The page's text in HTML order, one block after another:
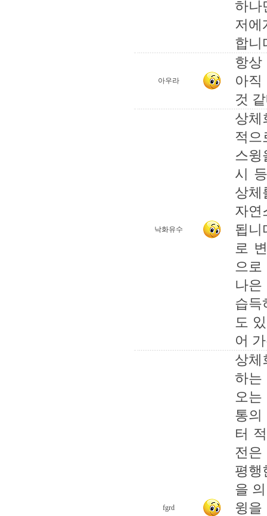
하나
저에
합니
아우라
항
아직
것
낙화유수
상체
적으
스
시
상체
자연
됩
로
으
나은
습득
도
어
fgrd
상
하는
오
통의
터
전은
평행
을
윙